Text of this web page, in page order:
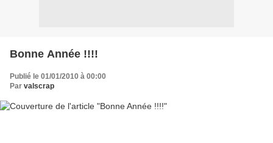
Bonne Année !!!!
Publié le 01/01/2010 à 00:00
Par valscrap